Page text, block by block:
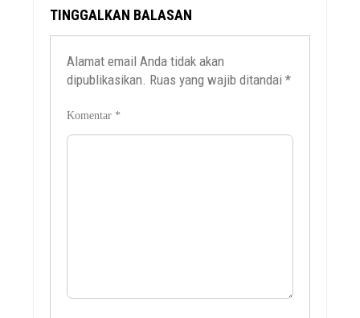
TINGGALKAN BALASAN
Alamat email Anda tidak akan
dipublikasikan. Ruas yang wajib ditandai*
Komentar *